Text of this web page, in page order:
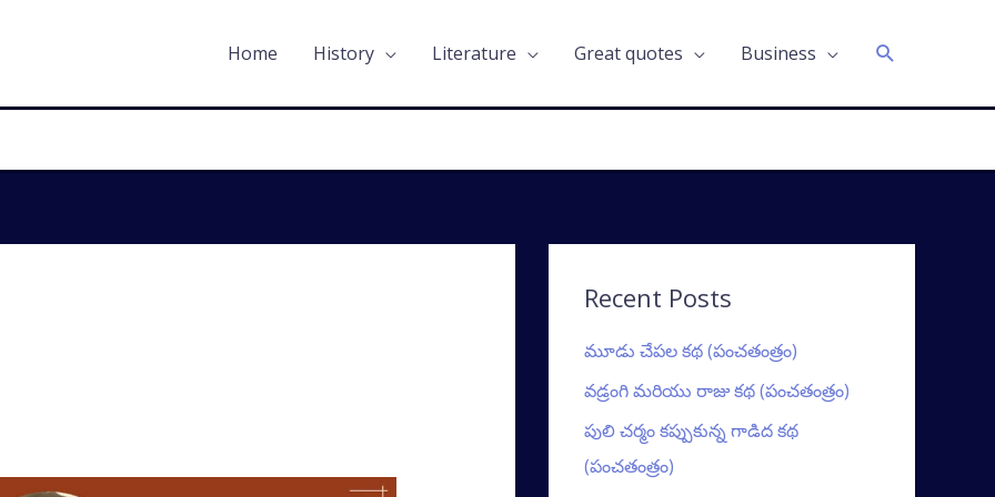
Home History Literature Great quotes Business Search
Recent Posts
మూడు చేపల కథ (పంచతంత్రం)
వడ్రంగి మరియు రాజు కథ (పంచతంత్రం)
పులి చర్మం కప్పుకున్న గాడిద కథ
(పంచతంత్రం)